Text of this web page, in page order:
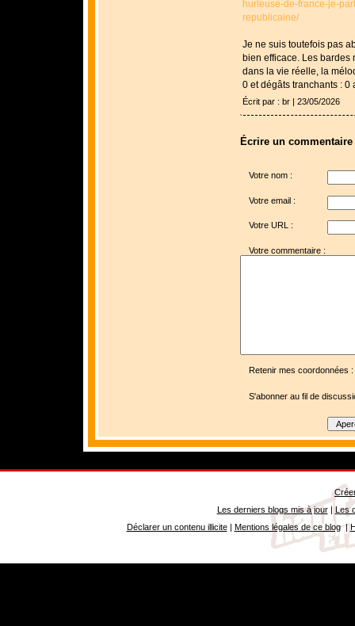
hurleuse-de-france-je-
republicaine/
Je ne suis toutefois pas
bien efficace. Les bardes
dans la vie réelle, la
0 et dégâts tranchants : 0
Écrit par : br | 23/05/2026
Écrire un commentaire
Votre nom :
Votre email :
Votre URL :
Votre commentaire :
Retenir mes coordonnées :
S'abonner au fil de
Les derniers blogs mis à jour| Les
Déclarer un contenu illicite| Mentions légales de ce blog|